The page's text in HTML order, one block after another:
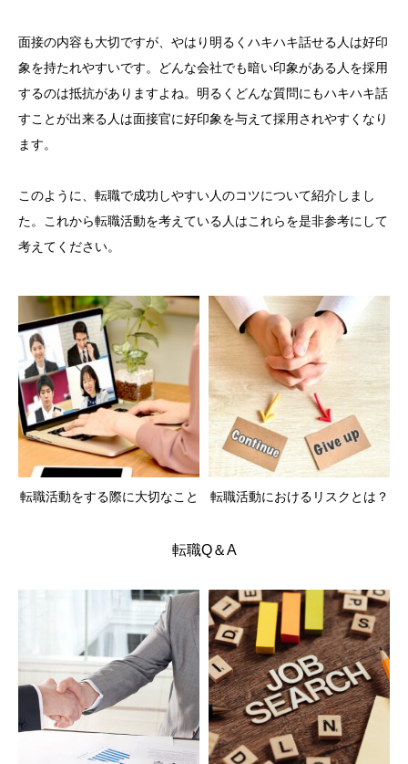
面接の内容も大切ですが、やはり明るくハキハキ話せる人は好印
象を持たれやすいです。どんな会社でも暗い印象がある人を採用
するのは抵抗がありますよね。明るくどんな質問にもハキハキ話
すことが出来る人は面接官に好印象を与えて採用されやすくなり
ます。
このように、転職で成功しやすい人のコツについて紹介しまし
た。これから転職活動を考えている人はこれらを是非参考にして
考えてください。
転職活動をする際に大切なこと 転職活動におけるリスクとは？
転職Q＆A